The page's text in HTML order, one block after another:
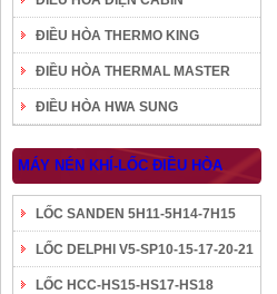
ĐIỀU HÒA THERMO KING
ĐIỀU HÒA THERMAL MASTER
ĐIỀU HÒA HWA SUNG
MÁY NÉN KHÍ-LỐC ĐIỀU HÒA
LỐC SANDEN 5H11-5H14-7H15
LỐC DELPHI V5-SP10-15-17-20-21
LỐC HCC-HS15-HS17-HS18